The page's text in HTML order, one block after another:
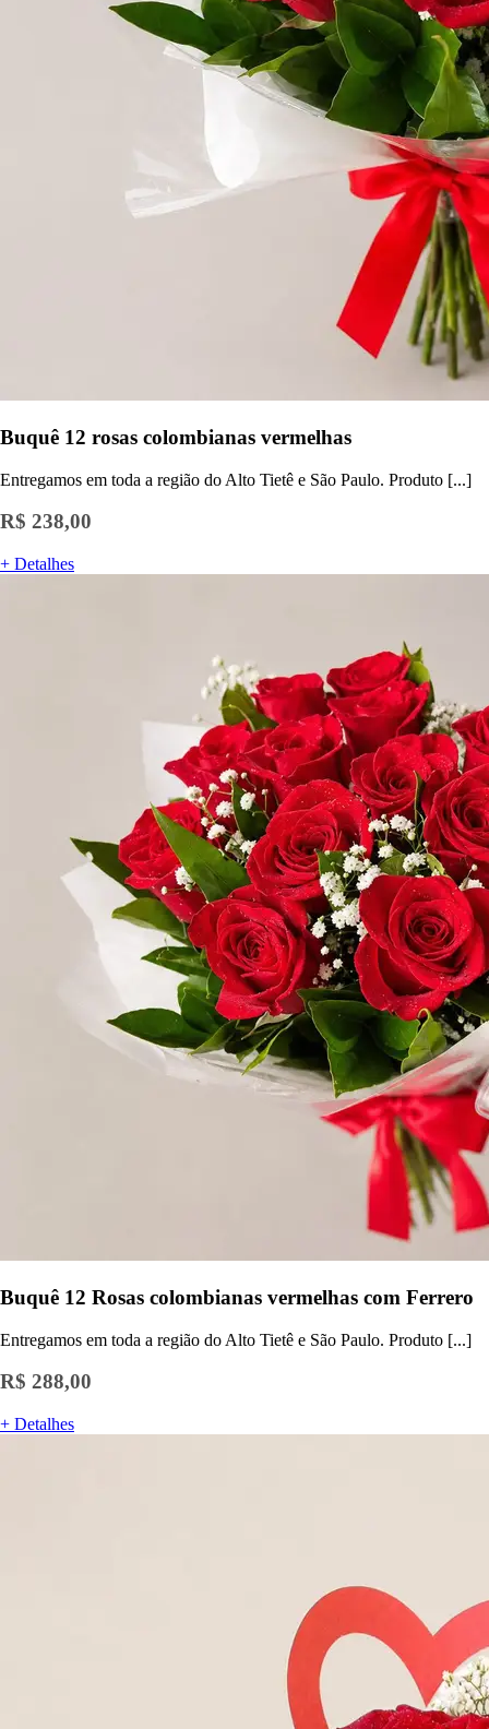
Buquê 12 rosas colombianas vermelhas
Entregamos em toda a região do Alto Tietê e São Paulo. Produto [...]
R$ 238,00
+ Detalhes
Buquê 12 Rosas colombianas vermelhas com Ferrero
Entregamos em toda a região do Alto Tietê e São Paulo. Produto [...]
R$ 288,00
+ Detalhes